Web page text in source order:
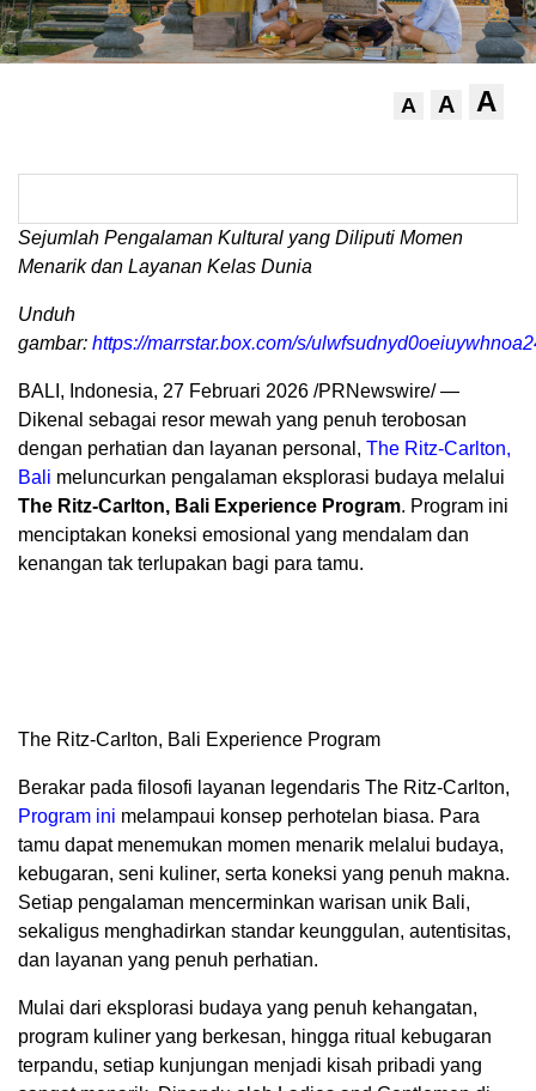
A A A
Sejumlah Pengalaman Kultural yang Diliputi Momen
Menarik dan Layanan Kelas Dunia
Unduh
gambar: https://marrstar.box.com/s/
BALI, Indonesia, 27 Februari 2026 /PRNewswire/ —
Dikenal sebagai resor mewah yang penuh terobosan
dengan perhatian dan layanan personal, The Ritz-Carlton,
Bali meluncurkan pengalaman eksplorasi budaya melalui
The Ritz-Carlton, Bali Experience Program. Program ini
menciptakan koneksi emosional yang mendalam dan
kenangan tak terlupakan bagi para tamu.
The Ritz-Carlton, Bali Experience Program
Berakar pada filosofi layanan legendaris The Ritz-Carlton,
Program ini melampaui konsep perhotelan biasa. Para
tamu dapat menemukan momen menarik melalui budaya,
kebugaran, seni kuliner, serta koneksi yang penuh makna.
Setiap pengalaman mencerminkan warisan unik Bali,
sekaligus menghadirkan standar keunggulan, autentisitas,
dan layanan yang penuh perhatian.
Mulai dari eksplorasi budaya yang penuh kehangatan,
program kuliner yang berkesan, hingga ritual kebugaran
terpandu, setiap kunjungan menjadi kisah pribadi yang